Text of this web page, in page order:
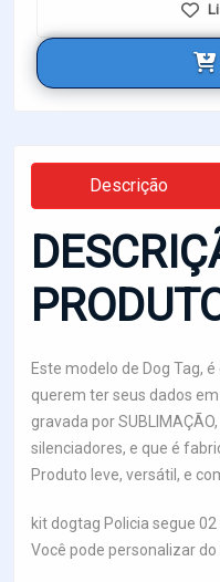
Descrição
Este modelo de Dog Tag,
querem ter seus dados
gravada por
silenciadores, e que é
Produto leve, versátil, e
kit dogtag Policia segue
Você pode personalizar